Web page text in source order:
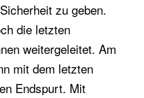
zu geben.
die letzten
weitergeleitet. Am
mit dem letzten
Endspurt. Mit